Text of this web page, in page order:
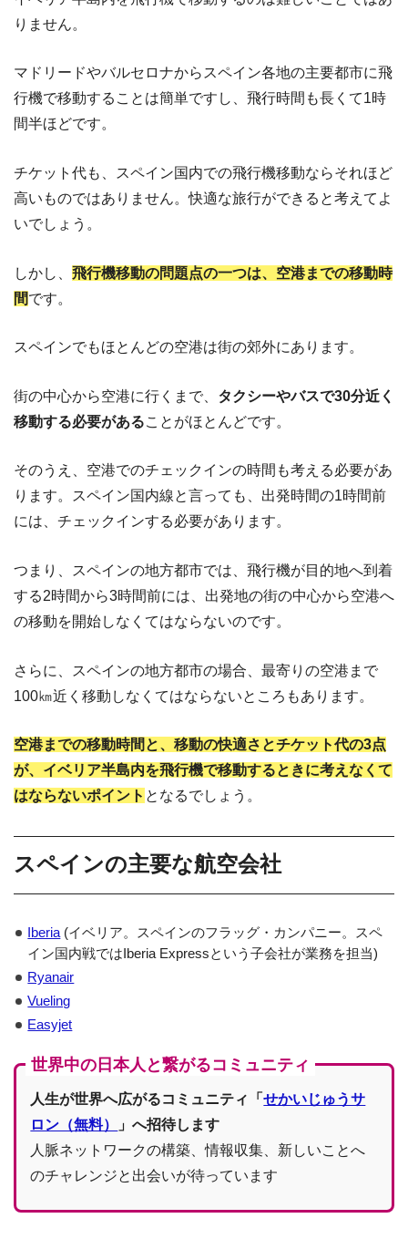
りません。
マドリードやバルセロナからスペイン各地の主要都市に飛
行機で移動することは簡単ですし、飛行時間も長くて1時
間半ほどです。
チケット代も、スペイン国内での飛行機移動ならそれほど
高いものではありません。快適な旅行ができると考えてよ
いでしょう。
しかし、 飛行機移動の問題点の一つは、空港までの移動時
間です。
スペインでもほとんどの空港は街の郊外にあります。
街の中心から空港に行くまで、 タクシーやバスで30分近く
移動する必要があることがほとんどです。
そのうえ、空港でのチェックインの時間も考える必要があ
ります。スペイン国内線と言っても、出発時間の1時間前
には、チェックインする必要があります。
つまり、スペインの地方都市では、飛行機が目的地へ到着
する2時間から3時間前には、出発地の街の中心から空港へ
の移動を開始しなくてはならないのです。
さらに、スペインの地方都市の場合、最寄りの空港まで
100㎞近く移動しなくてはならないところもあります。
空港までの移動時間と、移動の快適さとチケット代の3点
が、イベリア半島内を飛行機で移動するときに考えなくて
はならないポイント となるでしょう。
スペインの主要な航空会社
Iberia (イベリア。スペインのフラッグ・カンパニー。スペ
イン国内戦ではIberia Expressという子会社が業務を担当)
Ryanair
Vueling
Easyjet
世界中の日本人と繋がるコミュニティ
人生が世界へ広がるコミュニティ「せかいじゅうサ
ロン（無料）
」へ招待します
人脈ネットワークの構築、情報収集、新しいことへ
のチャレンジと出会いが待っています